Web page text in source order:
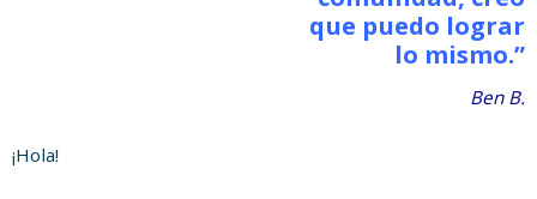
que puedo lograr
lo mismo.”
Ben B.
¡Hola!